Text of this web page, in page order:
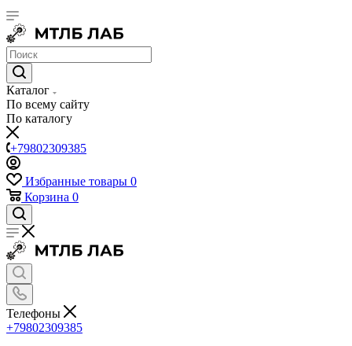
Каталог
По всему сайту
По каталогу
+79802309385
Избранные товары 0
Корзина 0
Телефоны
+79802309385